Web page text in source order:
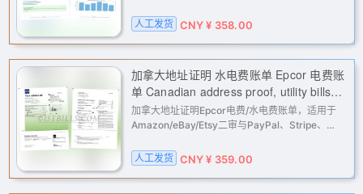
件交付，资料匹配更顺畅。
人工发货 CNY ¥ 358.00
加拿大地址证明 水电费账单 Epcor 电费账
单 Canadian address proof, utility bills
(Epcor), electricity bill
加拿大地址证明Epcor电费/水电费账单，适用于
Amazon/eBay/Etsy二审与PayPal、Stripe、
原版PDF邮件交付，支持KYC与账户解限申诉场
景。
人工发货 CNY ¥ 359.00